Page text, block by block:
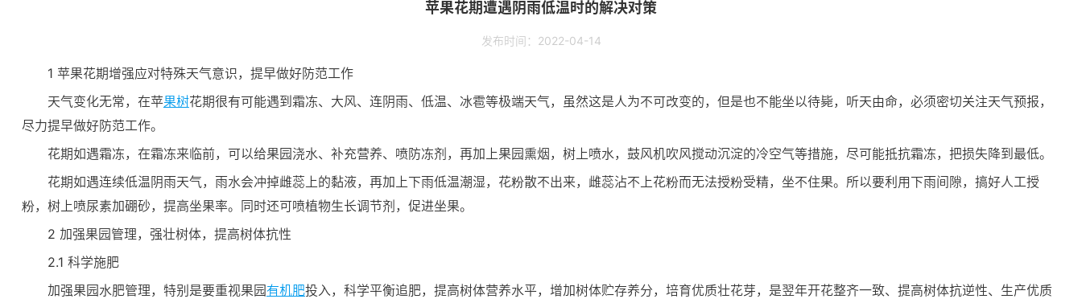
苹果花期遭遇阴雨低温时的解决对策
发布时间：2022-04-14
1 苹果花期增强应对特殊天气意识，提早做好防范工作
天气变化无常，在苹果树花期很有可能遇到霜冻、大风、连阴雨、低温、冰雹等极端天气，虽然这是人为不可改变的，但是也不能坐以待毙，听天由命，必须密切关注天气预报，
尽力提早做好防范工作。
花期如遇霜冻，在霜冻来临前，可以给果园浇水、补充营养、喷防冻剂，再加上果园熏烟，树上喷水，鼓风机吹风搅动沉淀的冷空气等措施，尽可能抵抗霜冻，把损失降到最低。
花期如遇连续低温阴雨天气，雨水会冲掉雌蕊上的黏液，再加上下雨低温潮湿，花粉散不出来，雌蕊沾不上花粉而无法授粉受精，坐不住果。所以要利用下雨间隙，搞好人工授
粉，树上喷尿素加硼砂，提高坐果率。同时还可喷植物生长调节剂，促进坐果。
2 加强果园管理，强壮树体，提高树体抗性
2.1 科学施肥
加强果园水肥管理，特别是要重视果园有机肥投入，科学平衡追肥，提高树体营养水平，增加树体贮存养分，培育优质壮花芽，是翌年开花整齐一致、提高树体抗逆性、生产优质